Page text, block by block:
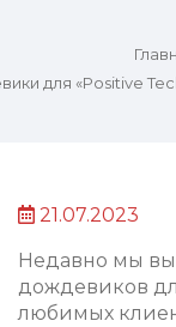
для «Positive
21.07.2023
Недавно мы
дождевиков
любимых